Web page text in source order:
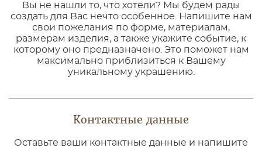
Вы не нашли то, что хотели? Мы будем рады
создать для Вас нечто особенное. Напишите нам
свои пожелания по форме, материалам,
размерам изделия, а также укажите событие, к
которому оно предназначено. Это поможет нам
максимально приблизиться к Вашему
уникальному украшению.
Контактные данные
Оставьте ваши контактные данные и напишите